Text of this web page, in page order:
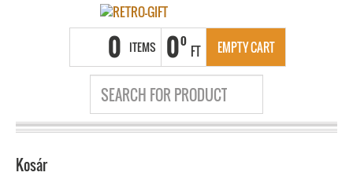
0 ITEMS 00
FT EMPTY CART
Kosár